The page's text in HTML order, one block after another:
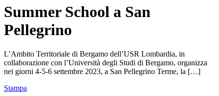
Summer School a San
Pellegrino
L’Ambito Territoriale di Bergamo dell’USR Lombardia, in
collaborazione con l’Università degli Studi di Bergamo, organizza
nei giorni 4-5-6 settembre 2023, a San Pellegrino Terme, la […]
Stampa